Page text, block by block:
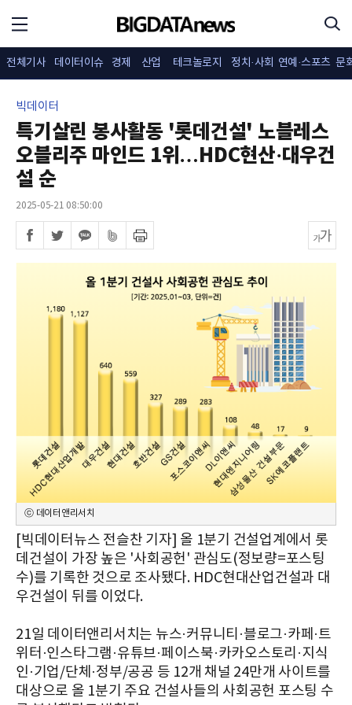
전체기사 데이터이슈 경제 산업 테크놀로지 정치·사회 연예·스포츠 문
빅데이터
특기살린 봉사활동 '롯데건설' 노블레스
오블리주 마인드 1위…HDC현산·대우건
설 순
2025-05-21 08:50:00
ⓒ 데이터앤리서치
[빅데이터뉴스 전슬찬 기자] 올 1분기 건설업계에서 롯
데건설이 가장 높은 '사회공헌' 관심도(정보량=포스팅
수)를 기록한 것으로 조사됐다. HDC현대산업건설과 대
우건설이 뒤를 이었다.
21일 데이터앤리서치는 뉴스·커뮤니티·블로그·카페·트
위터·인스타그램·유튜브·페이스북·카카오스토리·지식
인·기업/단체·정부/공공 등 12개 채널 24만개 사이트를
대상으로 올 1분기 주요 건설사들의 사회공헌 포스팅 수